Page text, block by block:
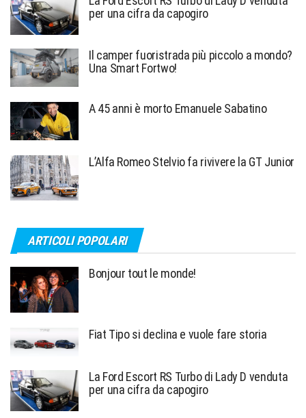
per una cifra da capogiro
Il camper fuoristrada più piccolo a mondo?
Una Smart Fortwo!
A 45 anni è morto Emanuele Sabatino
L’Alfa Romeo Stelvio fa rivivere la GT Junior
ARTICOLI POPOLARI
Bonjour tout le monde!
Fiat Tipo si declina e vuole fare storia
La Ford Escort RS Turbo di Lady D venduta
per una cifra da capogiro